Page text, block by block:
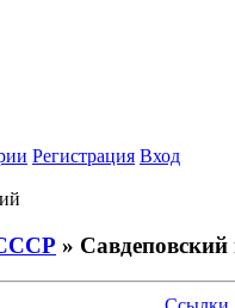
Регистрация Вход
»